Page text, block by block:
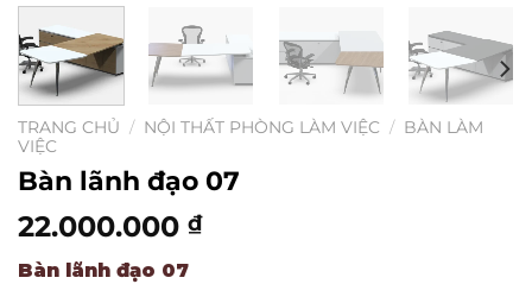
TRANG CHỦ / NỘI THẤT PHÒNG LÀM VIỆC / BÀN LÀM
VIỆC
Bàn lãnh đạo 07
22.000.000 ₫
Bàn lãnh đạo 07